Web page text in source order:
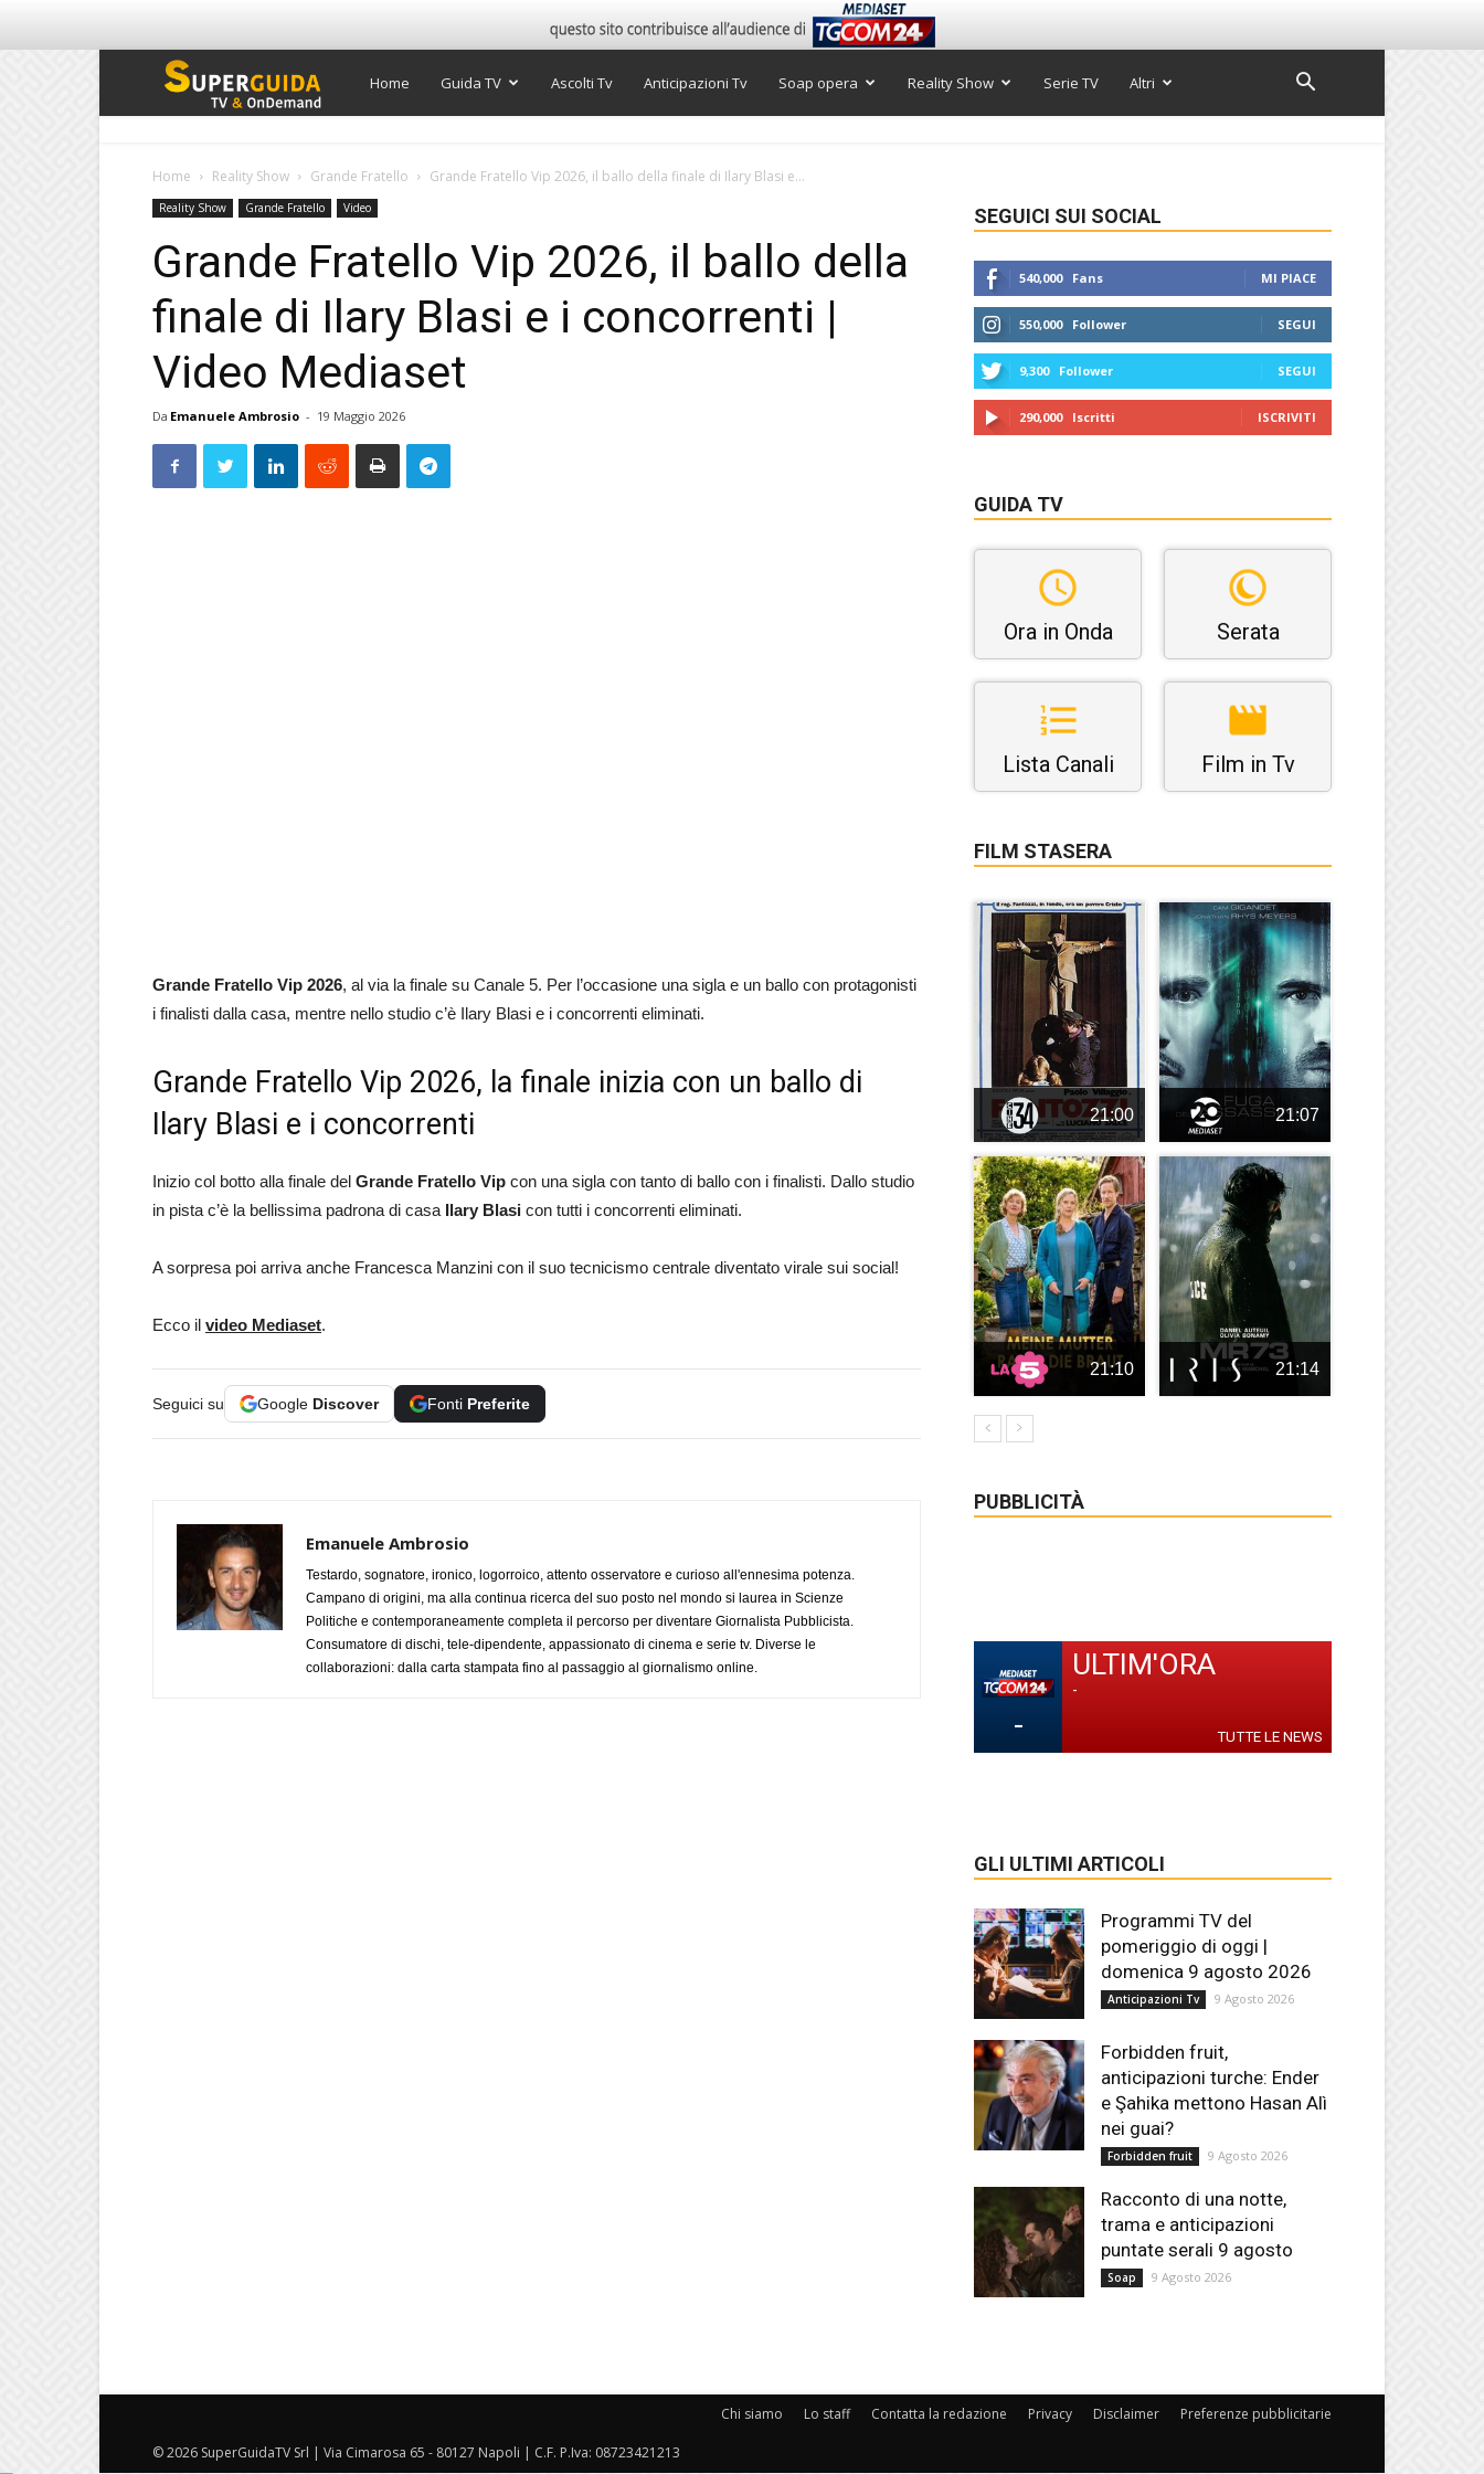
Super
TV
Home Guida TV Ascolti Tv Anticipazioni Tv Soap opera Reality Show Serie TV Altri
Home Reality Show Grande Fratello Grande Fratello Vip 2026, il ballo della finale di Ilary Blasi e...
Reality Show Grande Fratello Video
Grande Fratello Vip 2026, il ballo della
finale di Ilary Blasi e i concorrenti |
Video Mediaset
Da Emanuele Ambrosio - 19 Maggio 2026
Grande Fratello Vip 2026, al via la finale su Canale 5. Per l’occasione una sigla e un ballo con protagonisti
i finalisti dalla casa, mentre nello studio c’è Ilary Blasi e i concorrenti eliminati.
Grande Fratello Vip 2026, la finale inizia con un ballo di
Ilary Blasi e i concorrenti
Inizio col botto alla finale del Grande Fratello Vip con una sigla con tanto di ballo con i finalisti. Dallo studio
in pista c’è la bellissima padrona di casa Ilary Blasi con tutti i concorrenti eliminati.
A sorpresa poi arriva anche Francesca Manzini con il suo tecnicismo centrale diventato virale sui social!
Ecco il video Mediaset.
Seguici su Google Discover Fonti Preferite
Emanuele Ambrosio
Testardo, sognatore, ironico, logorroico, attento osservatore e curioso all'ennesima potenza.
Campano di origini, ma alla continua ricerca del suo posto nel mondo si laurea in Scienze
Politiche e contemporaneamente completa il percorso per diventare Giornalista Pubblicista.
Consumatore di dischi, tele-dipendente, appassionato di cinema e serie tv. Diverse le
collaborazioni: dalla carta stampata fino al passaggio al giornalismo online.
SEGUICI SUI SOCIAL
540,000 Fans MI PIACE
550,000 Follower SEGUI
9,300 Follower SEGUI
290,000 Iscritti ISCRIVITI
GUIDA TV
Ora in Onda Serata
Lista Canali Film in Tv
FILM STASERA
21:00 21:07
21:10 21:14
PUBBLICITÀ
-
ULTIM'ORA
-
TUTTE LE NEWS
GLI ULTIMI ARTICOLI
Programmi TV del
pomeriggio di oggi |
domenica 9 agosto 2026
Anticipazioni Tv 9 Agosto 2026
Forbidden fruit,
anticipazioni turche: Ender
e Şahika mettono Hasan Alì
nei guai?
Forbidden fruit 9 Agosto 2026
Racconto di una notte,
trama e anticipazioni
puntate serali 9 agosto
Soap 9 Agosto 2026
Chi siamo Lo staff Contatta la redazione Privacy Disclaimer Preferenze pubblicitarie
© 2026 SuperGuidaTV Srl | Via Cimarosa 65 - 80127 Napoli | C.F. P.Iva: 08723421213